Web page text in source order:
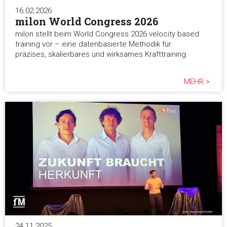
16.02.2026
milon World Congress 2026
milon stellt beim World Congress 2026 velocity based
training vor – eine datenbasierte Methodik für
präzises, skalierbares und wirksames Krafttraining.
MEHR >